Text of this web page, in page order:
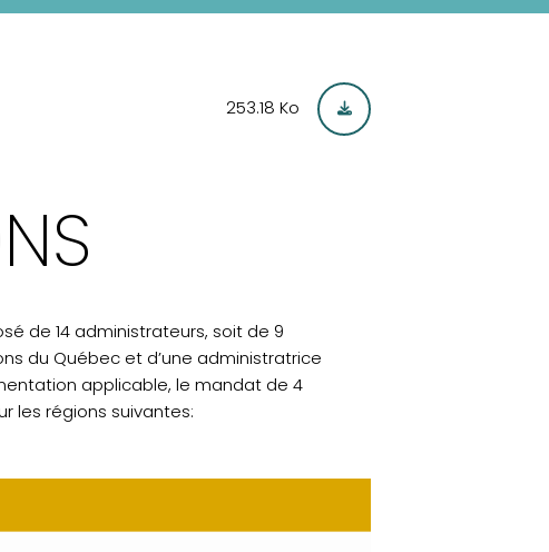
253.18 Ko
de 14 administrateurs, soit de 9
du Québec et d’une administratrice
applicable, le mandat de 4
les régions suivantes: